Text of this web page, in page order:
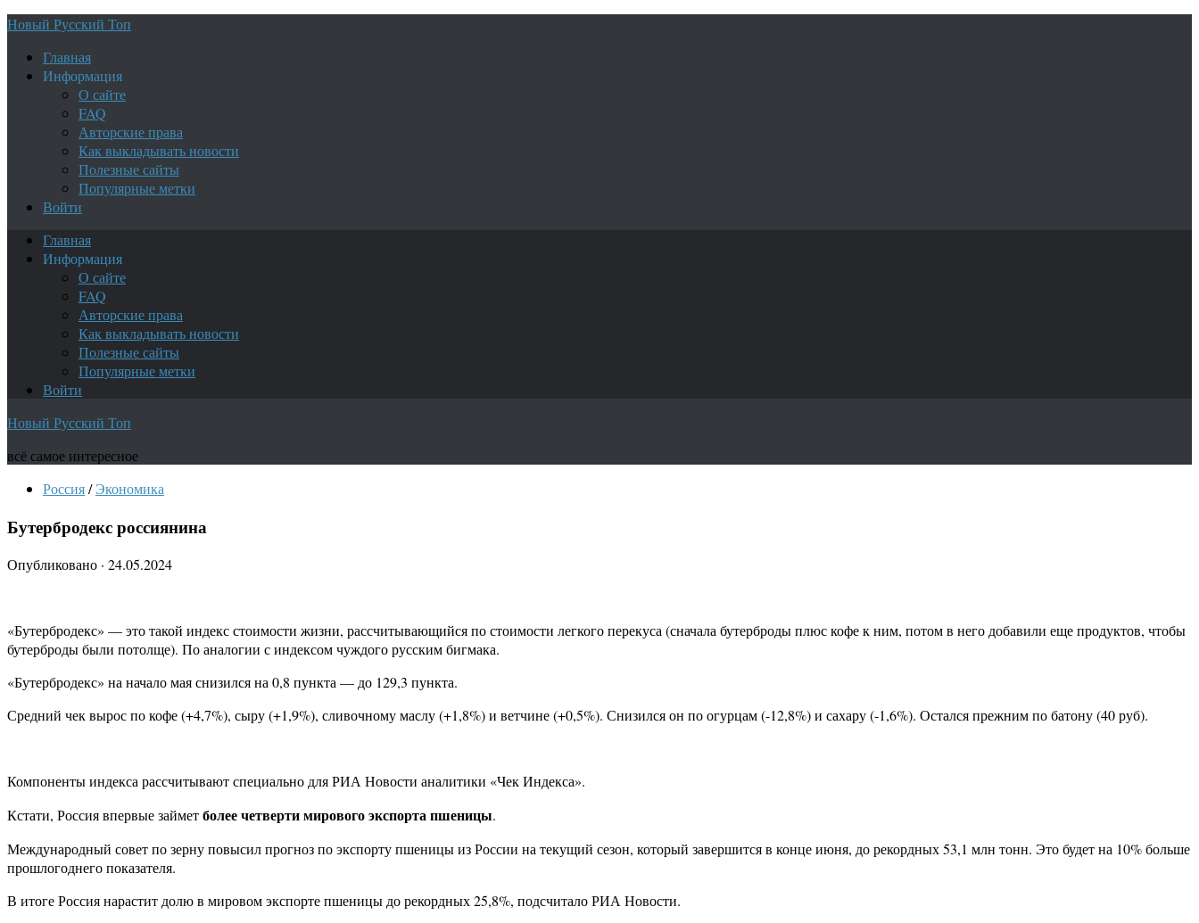
Новый Русский Топ
Главная
Информация
О сайте
FAQ
Авторские права
Как выкладывать новости
Полезные сайты
Популярные метки
Войти
Главная
Информация
О сайте
FAQ
Авторские права
Как выкладывать новости
Полезные сайты
Популярные метки
Войти
Новый Русский Топ
всё самое интересное
Россия/ Экономика
Бутербродекс россиянина
Опубликовано · 24.05.2024
«Бутербродекс» — это такой индекс стоимости жизни, рассчитывающийся по стоимости легкого перекуса (сначала бутерброды плюс кофе к ним, потом в него добавили еще продуктов, чтобы
бутерброды были потолще). По аналогии с индексом чуждого русским бигмака.
«Бутербродекс» на начало мая снизился на 0,8 пункта — до 129,3 пункта.
Средний чек вырос по кофе (+4,7%), сыру (+1,9%), сливочному маслу (+1,8%) и ветчине (+0,5%). Снизился он по огурцам (-12,8%) и сахару (-1,6%). Остался прежним по батону (40 руб).
Компоненты индекса рассчитывают специально для РИА Новости аналитики «Чек Индекса».
Кстати, Россия впервые займетболее четверти мирового экспорта пшеницы.
Международный совет по зерну повысил прогноз по экспорту пшеницы из России на текущий сезон, который завершится в конце июня, до рекордных 53,1 млн тонн. Это будет на 10% больше
прошлогоднего показателя.
В итоге Россия нарастит долю в мировом экспорте пшеницы до рекордных 25,8%, подсчитало РИА Новости.